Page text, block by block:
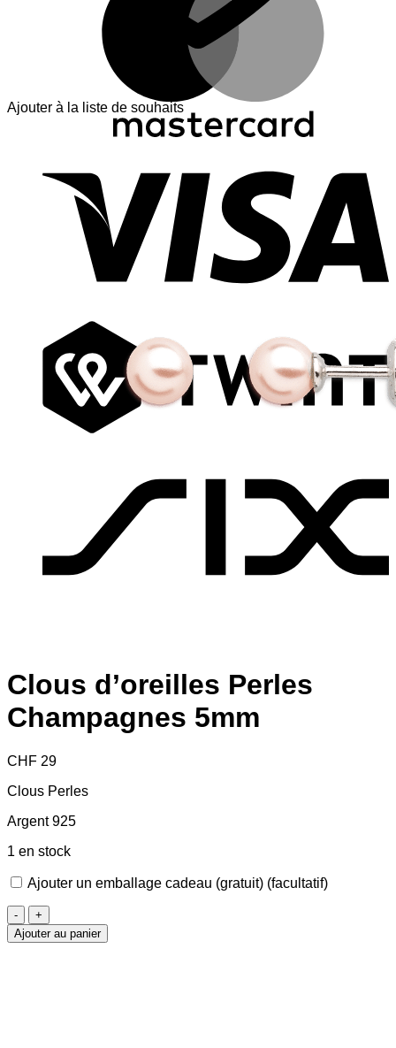
Ajouter à la liste de souhaits
Clous d’oreilles Perles
Champagnes 5mm
CHF 29
Clous Perles
Argent 925
1 en stock
Ajouter un emballage cadeau (gratuit) (facultatif)
quantité
de
Clous
Ajouter au panier